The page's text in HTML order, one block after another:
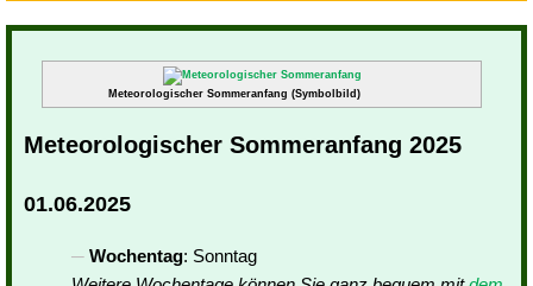
Meteorologischer Sommeranfang (Symbolbild)
Meteorologischer Sommeranfang 2025
01.06.2025
Wochentag: Sonntag